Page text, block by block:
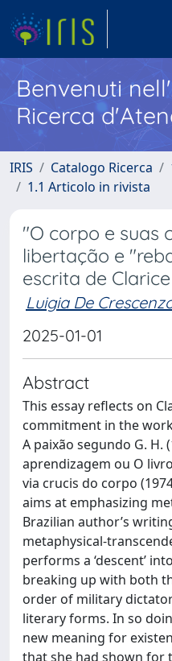
Benvenuti
Ricerca
IRIS Catalogo Ricerca
1.1 Articolo in rivista
"O corpo e suas
libertação e
escrita de
Luigia De
2025-01-01
Abstract
This essay reflects on
commitment in the
A paixão segundo G. H.
aprendizagem ou O
via crucis do corpo
aims at emphasizing
Brazilian author’s
metaphysical-
performs a ‘descent’
breaking up with both
order of military
literary forms. In so
new meaning for
that she had shown for